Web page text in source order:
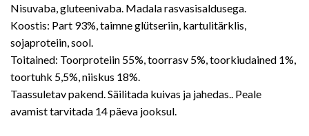
Nisuvaba, gluteenivaba. Madala rasvasisaldusega.
Koostis: Part 93%, taimne glütseriin, kartulitärklis,
sojaproteiin, sool.
Toitained: Toorproteiin 55%, toorrasv 5%, toorkiudained 1%,
toortuhk 5,5%, niiskus 18%.
Taassuletav pakend. Säilitada kuivas ja jahedas.. Peale
avamist tarvitada 14 päeva jooksul.